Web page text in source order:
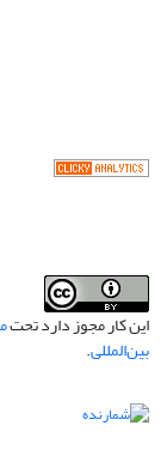
این کار مجوز دارد تحت
بین‌المللی.